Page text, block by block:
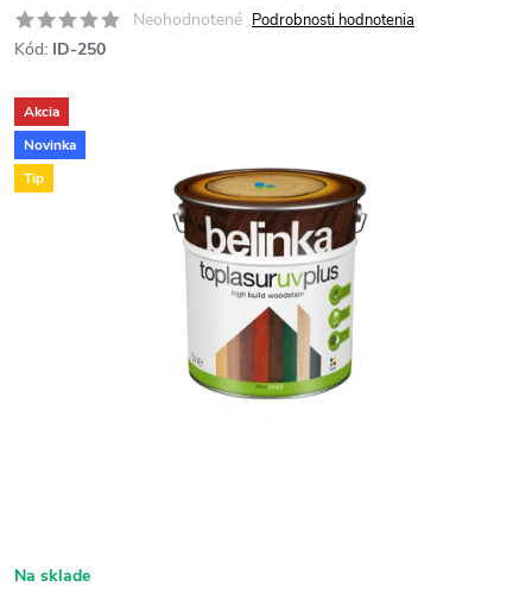
Neohodnotené Podrobnosti hodnotenia
Kód: ID-250
Akcia
Novinka
Tip
Na sklade